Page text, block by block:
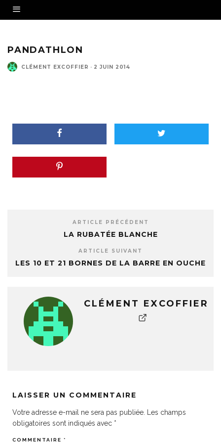
PANDATHLON
CLÉMENT EXCOFFIER · 2 JUIN 2014
ARTICLE PRÉCÉDENT
LA RUBATÉE BLANCHE
ARTICLE SUIVANT
LES 10 ET 21 BORNES DE LA BARRE EN OUCHE
CLÉMENT EXCOFFIER
LAISSER UN COMMENTAIRE
Votre adresse e-mail ne sera pas publiée.
Les champs
obligatoires sont indiqués avec *
COMMENTAIRE *